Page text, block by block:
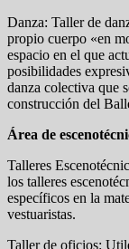
Danza: Taller de
propio cuerpo «en
espacio en el que
posibilidades
danza colectiva que
construcción del
Área de
Talleres
los talleres
específicos en la
vestuaristas.
Taller de oficios: